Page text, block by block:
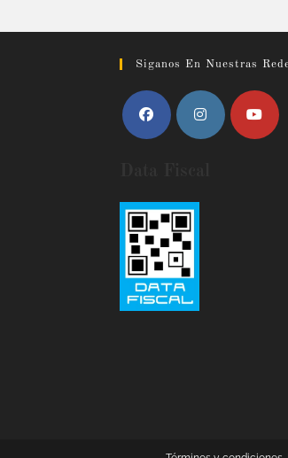
Siganos En Nuestras